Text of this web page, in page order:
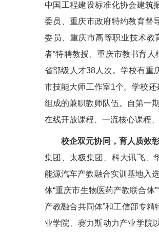
中国工程建设标准化协会建筑
委员、重庆市政府特约教育督
委员、重庆市高等职业技术教
者”特聘教授、重庆市教书育
省部级人才38人次。学校有重
市技能大师工作室1个。学校
组成的兼职教师队伍。自第一
在线开放课程、一流核心课程
校企双元协同，育人质效
集团、太极集团、科大讯飞、
能源汽车产教融合实训基地入
体“重庆市生物医药产教联合体
产教融合共同体”和工信部专
业学院、赛力斯动力产业学院